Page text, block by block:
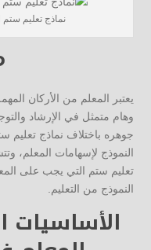
نماذج تعليم ستم STEM ودور المعلم في تنفيذها
يعتبر المعلم من الأركان
وهام متمثل في الإرشاد
جوهره باختلاف نماذج تعليم
النموذج لإسهامات المعلم،
تعليم ستم التي يجب على
النموذج من التعليم.
الأساسيات